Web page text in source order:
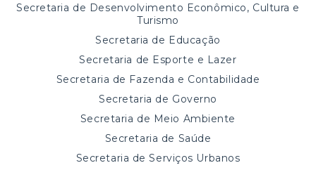
Secretaria de Desenvolvimento Econômico, Cultura e
Turismo
Secretaria de Educação
Secretaria de Esporte e Lazer
Secretaria de Fazenda e Contabilidade
Secretaria de Governo
Secretaria de Meio Ambiente
Secretaria de Saúde
Secretaria de Serviços Urbanos